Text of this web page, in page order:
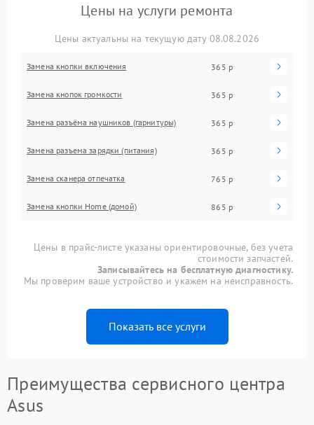
Цены на услуги ремонта
Цены актуальны на текущую дату 08.08.2026
Замена кнопки включения 365 р
Замена кнопок громкости 365 р
Замена разъёма наушников (гарнитуры) 365 р
Замена разъема зарядки (питания) 365 р
Замена сканера отпечатка 765 р
Замена кнопки Home (домой) 865 р
Цены в прайс-листе указаны ориентировочные, без учета
стоимости запчастей.
Записывайтесь на бесплатную диагностику.
Мы проверим ваше устройство и укажем на неисправность.
Показать все услуги
Преимущества сервисного центра
Asus